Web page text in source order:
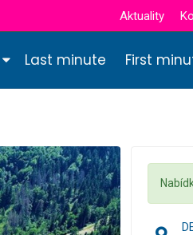
Aktuality
Last minute First